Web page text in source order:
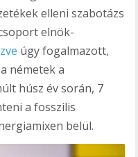
elleni szabotázs
elnök-
úgy fogalmazott,
németek a
húsz év során, 7
a fosszilis
belül.